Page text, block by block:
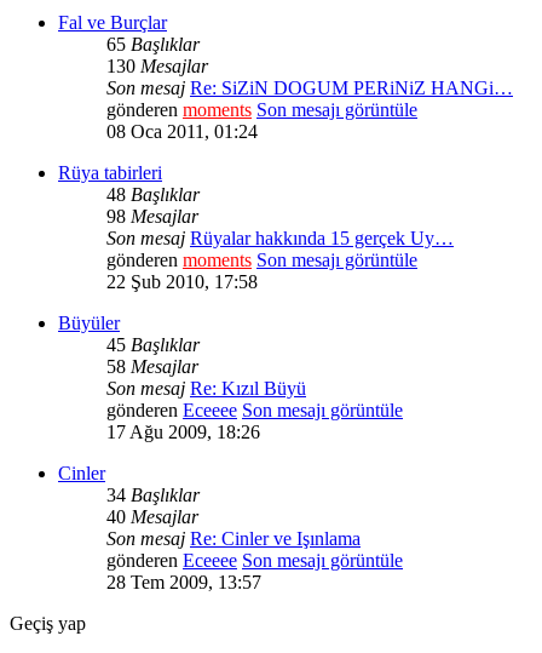
Fal ve Burçlar
65 Başlıklar
130 Mesajlar
Son mesaj Re: SiZiN DOGUM PERiNiZ HANGi…
gönderen moments Son mesajı görüntüle
08 Oca 2011, 01:24
Rüya tabirleri
48 Başlıklar
98 Mesajlar
Son mesaj Rüyalar hakkında 15 gerçek Uy…
gönderen moments Son mesajı görüntüle
22 Şub 2010, 17:58
Büyüler
45 Başlıklar
58 Mesajlar
Son mesaj Re: Kızıl Büyü
gönderen Eceeee Son mesajı görüntüle
17 Ağu 2009, 18:26
Cinler
34 Başlıklar
40 Mesajlar
Son mesaj Re: Cinler ve Işınlama
gönderen Eceeee Son mesajı görüntüle
28 Tem 2009, 13:57
Geçiş yap